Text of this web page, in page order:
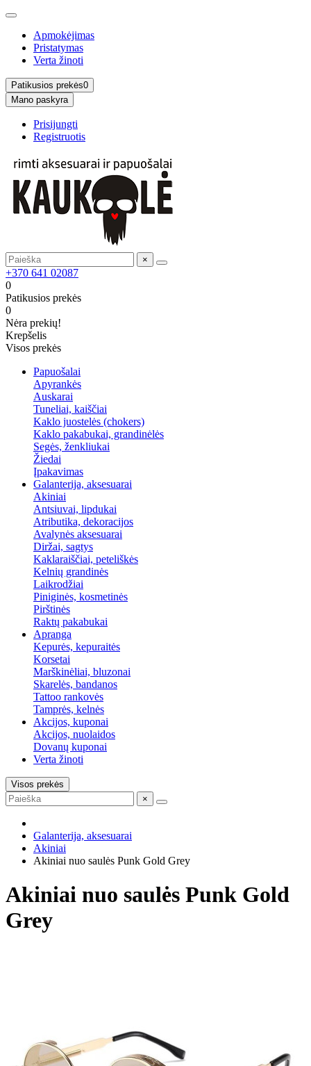
Apmokėjimas
Pristatymas
Verta žinoti
Patikusios prekės0
Mano paskyra
Prisijungti
Registruotis
×
+370 641 02087
0
Patikusios prekės
0
Nėra prekių!
Krepšelis
Visos prekės
Papuošalai
Apyrankės
Auskarai
Tuneliai, kaiščiai
Kaklo juostelės (chokers)
Kaklo pakabukai, grandinėlės
Segės, ženkliukai
Žiedai
Įpakavimas
Galanterija, aksesuarai
Akiniai
Antsiuvai, lipdukai
Atributika, dekoracijos
Avalynės aksesuarai
Diržai, sagtys
Kaklaraiščiai, peteliškės
Kelnių grandinės
Laikrodžiai
Piniginės, kosmetinės
Pirštinės
Raktų pakabukai
Apranga
Kepurės, kepuraitės
Korsetai
Marškinėliai, bluzonai
Skarelės, bandanos
Tattoo rankovės
Tamprės, kelnės
Akcijos, kuponai
Akcijos, nuolaidos
Dovanų kuponai
Verta žinoti
Visos prekės
×
Galanterija, aksesuarai
Akiniai
Akiniai nuo saulės Punk Gold Grey
Akiniai nuo saulės Punk Gold
Grey